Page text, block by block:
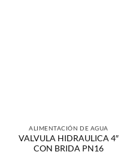
ALIMENTACIÓN DE AGUA
VALVULA HIDRAULICA 4″
CON BRIDA PN16